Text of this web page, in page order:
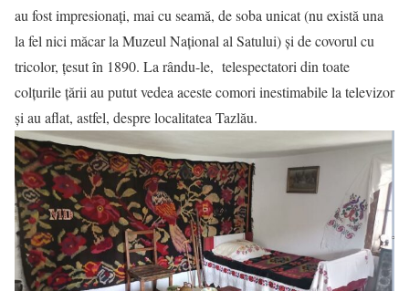
au fost impresionați, mai cu seamă, de soba unicat (nu există una
la fel nici măcar la Muzeul Național al Satului) și de covorul cu
tricolor, țesut în 1890. La rându-le, telespectatori din toate
colțurile țării au putut vedea aceste comori inestimabile la televizor
și au aflat, astfel, despre localitatea Tazlău.